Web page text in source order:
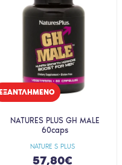
EΞΑΝΤΛΗΜΈΝΟ
NATURE S PLUS
NATURES PLUS GH MALE
60caps
57,80€